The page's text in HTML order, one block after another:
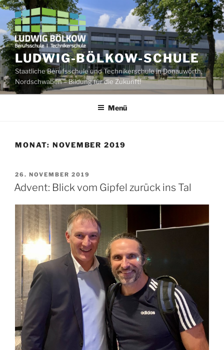
Zum
Inhalt
springen
LUDWIG-BÖLKOW-SCHULE
Staatliche Berufsschule und Technikerschule in Donauwörth,
Nordschwaben – Bildung für die Zukunft!
Menü
MONAT: NOVEMBER 2019
VERÖFFENTLICHT
AM
26. NOVEMBER 2019
Advent: Blick vom Gipfel zurück ins Tal